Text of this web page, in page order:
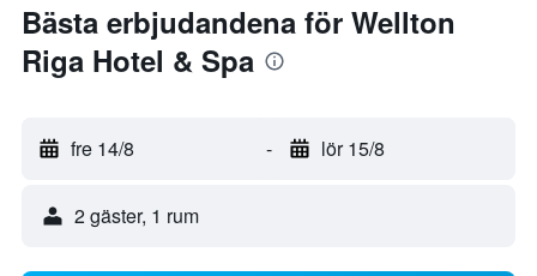
Bästa erbjudandena för Wellton
Riga Hotel & Spa
fre 14/8 - lör 15/8
2 gäster, 1 rum